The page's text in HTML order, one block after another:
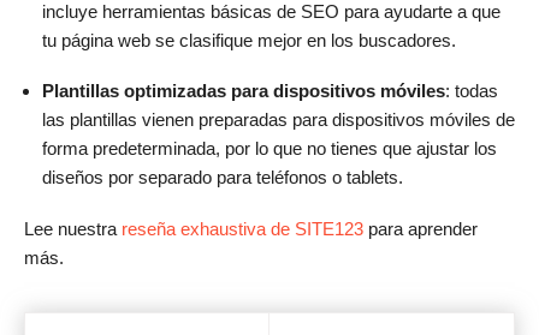
incluye herramientas básicas de SEO para ayudarte a que
tu página web se clasifique mejor en los buscadores.
Plantillas optimizadas para dispositivos móviles: todas
las plantillas vienen preparadas para dispositivos móviles de
forma predeterminada, por lo que no tienes que ajustar los
diseños por separado para teléfonos o tablets.
Lee nuestra reseña exhaustiva de SITE123 para aprender
más.